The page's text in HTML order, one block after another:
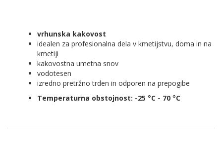
vrhunska kakovost
idealen za profesionalna dela v kmetijstvu, doma in na
kmetiji
kakovostna umetna snov
vodotesen
izredno pretržno trden in odporen na prepogibe
Temperaturna obstojnost: -25 °C - 70 °C